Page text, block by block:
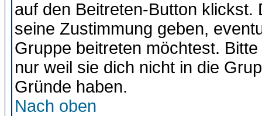
auf den Beitreten-Button
seine Zustimmung geben,
Gruppe beitreten möchtest.
nur weil sie dich nicht in die
Gründe haben.
Nach oben